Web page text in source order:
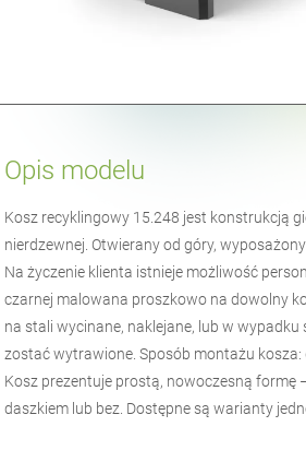
Opis modelu
Kosz recyklingowy 15.248 jest konstrukcją
nierdzewnej. Otwierany od góry,
Na życzenie klienta istnieje możliwość
czarnej malowana proszkowo na dowolny
na stali wycinane, naklejane, lub w
zostać wytrawione. Sposób montażu kosza:
Kosz prezentuje prostą, nowoczesną formę
daszkiem lub bez. Dostępne są warianty